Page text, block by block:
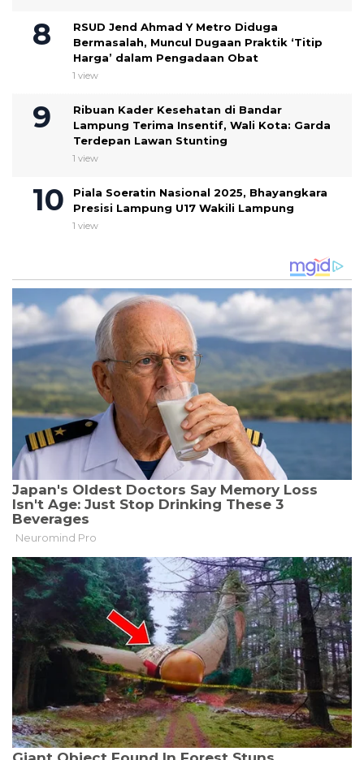
RSUD Jend Ahmad Y Metro Diduga
Bermasalah, Muncul Dugaan Praktik ‘Titip
Harga’ dalam Pengadaan Obat
1 view
Ribuan Kader Kesehatan di Bandar
Lampung Terima Insentif, Wali Kota: Garda
Terdepan Lawan Stunting
1 view
Piala Soeratin Nasional 2025, Bhayangkara
Presisi Lampung U17 Wakili Lampung
1 view